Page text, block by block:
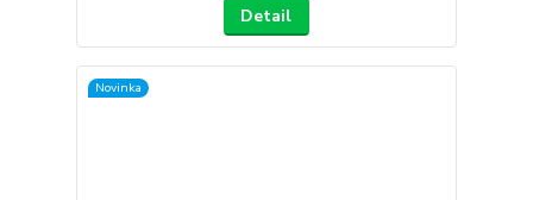
Detail
Novinka